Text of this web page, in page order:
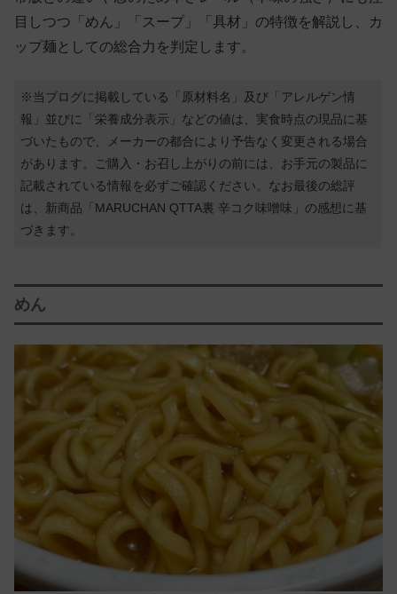
目しつつ「めん」「スープ」「具材」の特徴を解説し、カ
ップ麺としての総合力を判定します。
※当ブログに掲載している「原材料名」及び「アレルゲン情
報」並びに「栄養成分表示」などの値は、実食時点の現品に基
づいたもので、メーカーの都合により予告なく変更される場合
があります。ご購入・お召し上がりの前には、お手元の製品に
記載されている情報を必ずご確認ください。なお最後の総評
は、新商品「MARUCHAN QTTA裏 辛コク味噌味」の感想に基
づきます。
めん